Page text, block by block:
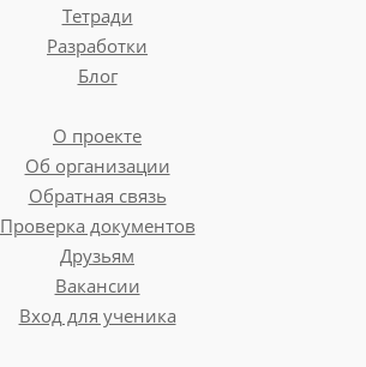
Тетради
Разработки
Блог
О проекте
Об организации
Обратная связь
Проверка документов
Друзьям
Вакансии
Вход для ученика